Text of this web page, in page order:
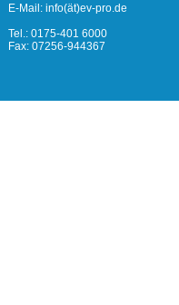
E-Mail: info(ät)ev-pro.de
Tel.: 0175-401 6000
Fax: 07256-944367